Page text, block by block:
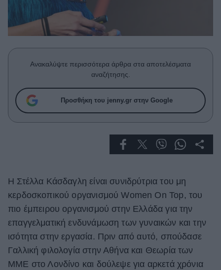
Celebrities
Συνεντεύξεις
Who
True Stories
Ζώδια
Cooking
Green
Αφιερώματα
ΒΟΞ
Ανακαλύψτε περισσότερα άρθρα στα αποτελέσματα
αναζήτησης.
Προσθήκη του jenny.gr στην Google
Η Στέλλα Κάσδαγλη είναι συνιδρύτρια του μη
κερδοσκοπικού οργανισμού Women On Top, του
πιο έμπειρου οργανισμού στην Ελλάδα για την
επαγγελματική ενδυνάμωση των γυναικών και την
ισότητα στην εργασία. Πριν από αυτό, σπούδασε
Γαλλική φιλολογία στην Αθήνα και Θεωρία των
ΜΜΕ στο Λονδίνο και δούλεψε για αρκετά χρόνια